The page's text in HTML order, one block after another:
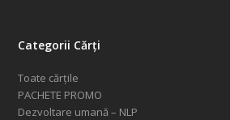
Categorii Cărți
Toate cărțile
PACHETE PROMO
Dezvoltare umană – NLP